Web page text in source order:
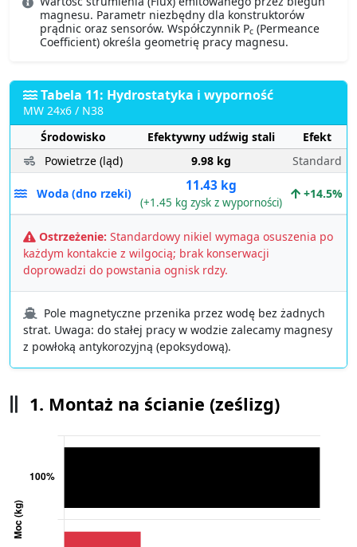
magnesu. Parametr niezbędny dla konstruktorów
prądnic oraz sensorów. Współczynnik Pc (Permeance
Coefficient) określa geometrię pracy magnesu.
Tabela 11: Hydrostatyka i wyporność
MW 24x6 / N38
Środowisko
Efektywny udźwig stali
Efekt
Powietrze (ląd)
9.98 kg Standard
Woda (dno rzeki) 11.43 kg
(+1.45 kg zysk z wyporności)
+14.5%
Ostrzeżenie: Standardowy nikiel wymaga osuszenia po
każdym kontakcie z wilgocią; brak konserwacji
doprowadzi do powstania ognisk rdzy.
Pole magnetyczne przenika przez wodę bez żadnych
strat. Uwaga: do stałej pracy w wodzie zalecamy magnesy
z powłoką antykorozyjną (epoksydową).
1. Montaż na ścianie (ześlizg)